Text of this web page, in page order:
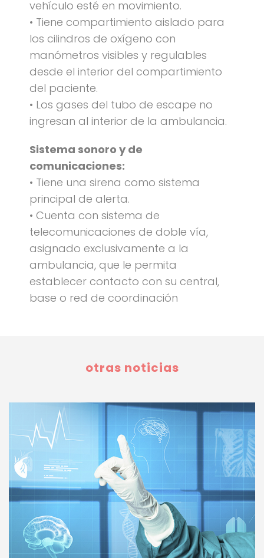
vehículo esté en movimiento.
• Tiene compartimiento aislado para
los cilindros de oxígeno con
manómetros visibles y regulables
desde el interior del compartimiento
del paciente.
• Los gases del tubo de escape no
ingresan al interior de la ambulancia.
Sistema sonoro y de
comunicaciones:
• Tiene una sirena como sistema
principal de alerta.
• Cuenta con sistema de
telecomunicaciones de doble vía,
asignado exclusivamente a la
ambulancia, que le permita
establecer contacto con su central,
base o red de coordinación
otras noticias